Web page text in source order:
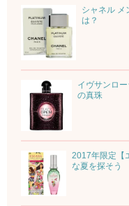
シャネル メ
は？
イヴサンロ
の真珠
2017年限定【
な夏を探そう